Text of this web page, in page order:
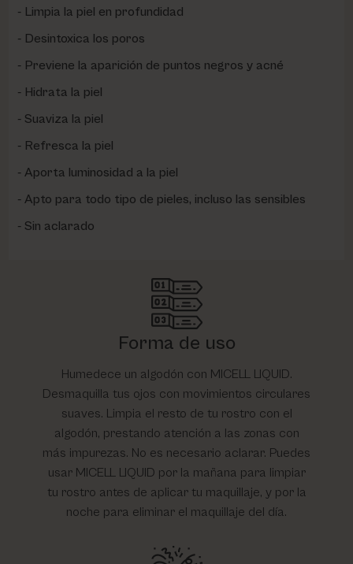
Limpia la piel en profundidad
Desintoxica los poros
Previene la aparición de puntos negros y acné
Hidrata la piel
Suaviza la piel
Refresca la piel
Aporta luminosidad a la piel
Apto para todo tipo de pieles, incluso las sensibles
Sin aclarado
Forma de uso
Humedece un algodón con MICELL LIQUID.
Desmaquilla tus ojos con movimientos circulares
suaves. Limpia el resto de tu rostro con el
algodón, prestando atención a las zonas con
más impurezas. No es necesario aclarar. Puedes
usar MICELL LIQUID por la mañana para limpiar
tu rostro antes de aplicar tu maquillaje, y por la
noche para eliminar el maquillaje del día.